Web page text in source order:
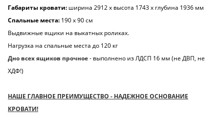
Габариты кровати: ширина 2912 х высота 1743 х глубина 1936 мм
Спальные места: 190 х 90 см
Выдвижные ящики на выкатных роликах.
Нагрузка на спальные места до 120 кг
Дно всех ящиков прочное- выполнено из ЛДСП 16 мм (не ДВП, не
ХДФ!)
НАШЕ ГЛАВНОЕ ПРЕИМУЩЕСТВО - НАДЕЖНОЕ ОСНОВАНИЕ
КРОВАТИ!